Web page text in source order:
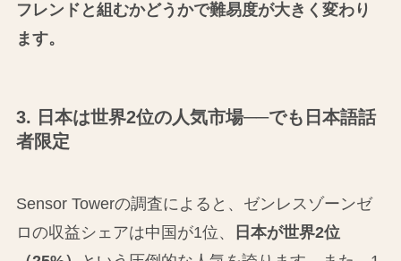
フレンドと組むかどうかで難易度が大きく変わり
ます。
3. 日本は世界2位の人気市場──でも日本語話
者限定
Sensor Towerの調査によると、ゼンレスゾーンゼ
ロの収益シェアは中国が1位、
日本が世界2位